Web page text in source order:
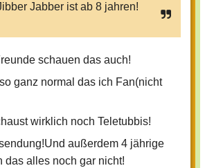
Jabber ist ab 8 jahren!
schauen das auch!
ganz normal das ich Fan(nicht
wirklich noch Teletubbis!
außerdem 4 jährige
das alles noch gar nicht!